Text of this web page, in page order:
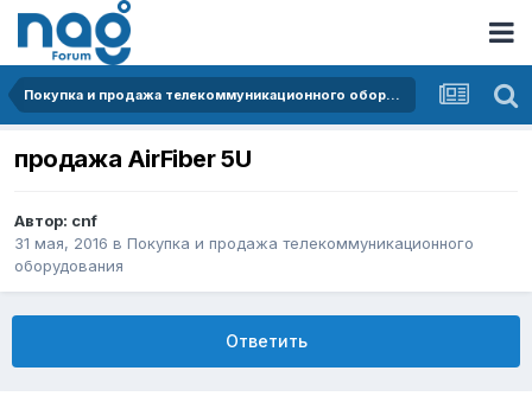
Покупка и продажа телекоммуникационного оборудования
продажа AirFiber 5U
Автор: cnf
31 мая, 2016 в Покупка и продажа телекоммуникационного
оборудования
Ответить